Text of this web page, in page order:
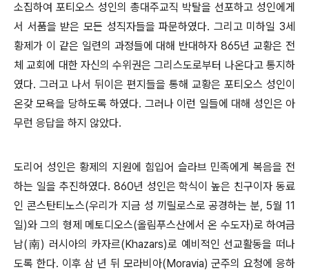
소집하여 포티오스 성인의 총대주교직 박탈을 선포하고 성인에게
서 서품을 받은 모든 성직자들을 파문하였다. 그리고 미하일 3세
황제가 이 같은 일련의 과정들에 대해 반대하자 865년 교황은 전
체 교회에 대한 자신의 수위권은 그리스도로부터 나온다고 통지하
였다. 그러고 나서 뒤이은 편지들을 통해 교황은 포티오스 성인이
온갖 모욕을 당하도록 하였다. 그러나 이런 일들에 대해 성인은 아
무런 응답을 하지 않았다.
도리어 성인은 황제의 지원에 힘입어 슬라브 민족에게 복음을 전
하는 일을 추진하였다. 860년 성인은 학식이 높은 친구이자 동료
인 콘스탄티노스(우리가 지금 성 끼릴로스로 공경하는 분, 5월 11
일)와 그의 형제 메토디오스(올림푸스산에서 온 수도자)로 하여금
남(南) 러시아의 카자르(Khazars)로 예비적인 선교활동을 떠나
도록 한다. 이후 삼 년 뒤 모라비아(Moravia) 군주의 요청에 응하